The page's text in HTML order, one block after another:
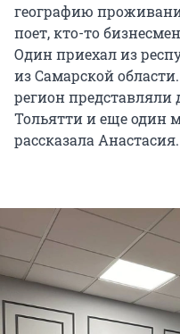
географию
поет, кто-то
Один приехал из
из Самарской
регион представляли
Тольятти и еще один
рассказала Анастасия.